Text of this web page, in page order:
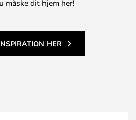
måske dit hjem her!
HER